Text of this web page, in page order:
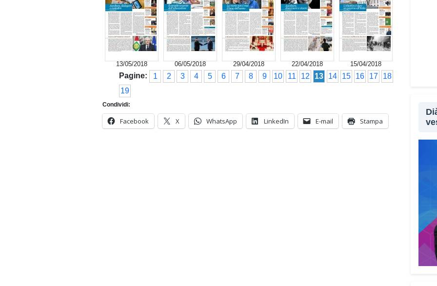
13/05/2018 06/05/2018 29/04/2018 22/04/2018 15/04/2018
Pagine: 1 2 3 4 5 6 7 8 9 10 11 12 13 14 15 16 17
18
19
Condividi:
Facebook X WhatsApp LinkedIn E-mail Stampa